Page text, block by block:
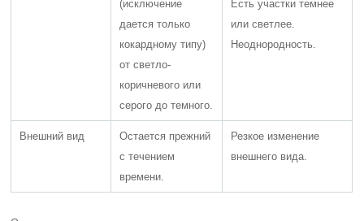
(исключение
дается только
кокардному типу)
от светло-
коричневого или
серого до темного.
Есть участки темнее
или светлее.
Неоднородность.
Внешний вид
Остается прежний
с течением
времени.
Резкое изменение
внешнего вида.